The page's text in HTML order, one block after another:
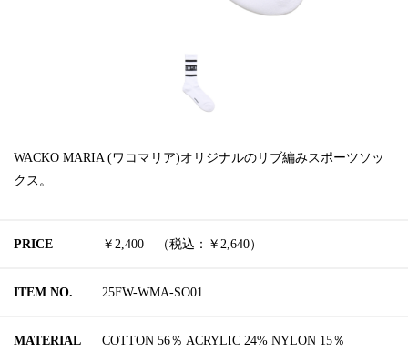
WACKO MARIA (ワコマリア)オリジナルのリブ編みスポーツソッ
クス。
PRICE ￥2,400 （税込：￥2,640）
ITEM NO. 25FW-WMA-SO01
MATERIAL
COTTON 56％ ACRYLIC 24% NYLON 15％